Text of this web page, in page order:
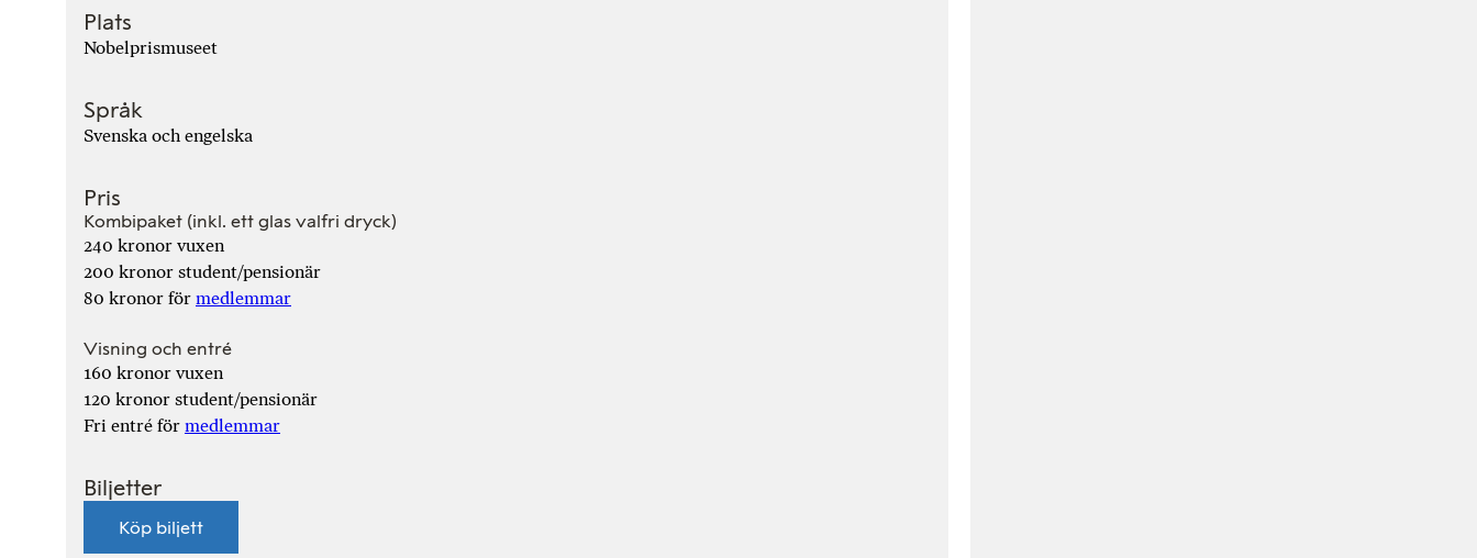
Plats
Nobelprismuseet
Språk
Svenska och engelska
Pris
Kombipaket (inkl. ett glas valfri dryck)
240 kronor vuxen
200 kronor student/pensionär
80 kronor för medlemmar
Visning och entré
160 kronor vuxen
120 kronor student/pensionär
Fri entré för medlemmar
Biljetter
Köp biljett